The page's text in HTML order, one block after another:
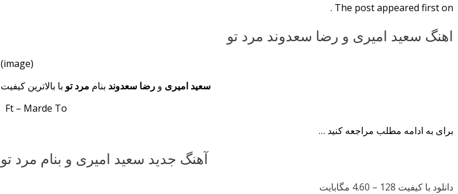
The post appeared first on .
اهنگ سعید امیری و رضا سعدوند مرد تو
(image)
سعید امیری و رضا سعدوند بنام مرد تو با بالاترین کیفیت
Ft – Marde To
برای به ادامه مطلب مراجعه کنید …
آهنگ جدید سعید امیری و بنام مرد تو
دانلود با کیفیت 128 –
4.60 مگابایت